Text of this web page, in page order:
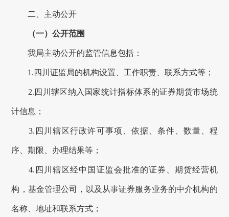
二、主动公开
（一）公开范围
我局主动公开的监管信息包括：
1.四川证监局的机构设置、工作职责、联系方式等；
2.四川辖区纳入国家统计指标体系的证券期货市场统
计信息；
3.四川辖区行政许可事项、依据、条件、数量、程
序、期限、 办理结果等；
4.四川辖区经中国证监会批准的证券、期货经营机
构，基金管理公司，以及从事证券服务业务的中介机构的
名称、地址和联系方式；